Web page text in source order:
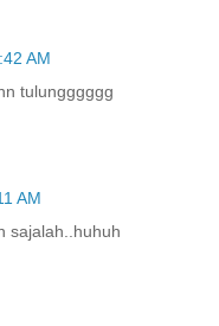
AM
tulungggggg
AM
sajalah..huhuh